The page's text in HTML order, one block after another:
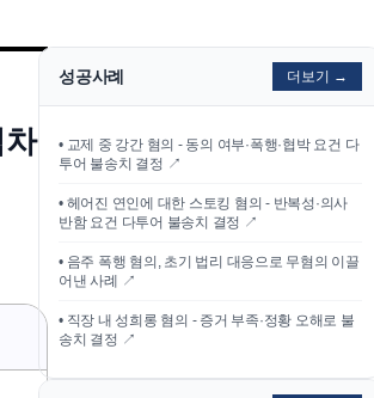
성공사례 더보기 →
• 교제 중 강간 혐의 - 동의 여부·폭행·협박 요건 다
투어 불송치 결정 ↗
• 헤어진 연인에 대한 스토킹 혐의 - 반복성·의사
반함 요건 다투어 불송치 결정 ↗
• 음주 폭행 혐의, 초기 법리 대응으로 무혐의 이끌
어낸 사례
↗
• 직장 내 성희롱 혐의 - 증거 부족·정황 오해로 불
송치 결정 ↗